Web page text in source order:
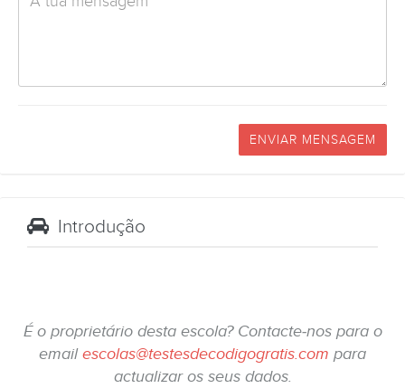
ENVIAR MENSAGEM
Introdução
É o proprietário desta escola? Contacte-nos para o
emailescolas@testesdecodigogratis.com para
actualizar os seus dados.